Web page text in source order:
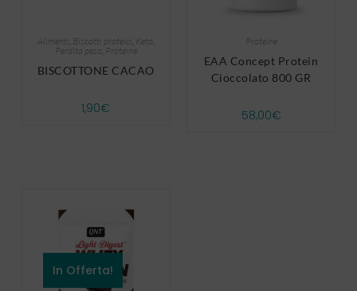
Alimenti Biscotti proteici Keto
Perdita peso Proteine
BISCOTTONE CACAO
1,90€
Proteine
EAA Concept Protein
Cioccolato 800 GR
58,00€
In Offerta!